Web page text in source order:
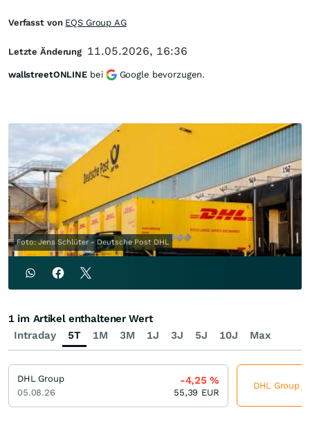
Foto: Jens Schlüter - Deutsche Post DHL
Verfasst von EQS Group AG
Letzte Änderung 11.05.2026, 16:36
wallstreetONLINE bei Google bevorzugen.
Intraday 5T 1M 3M 1J 3J 5J 10J Max
1 im Artikel enthaltener Wert
DHL Group
05.08.26
-4,25%
55,39 EUR
DHL Group